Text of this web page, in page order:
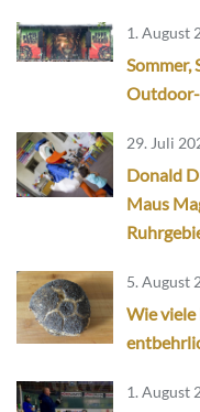
1. August
Sommer,
Outdoor-
29. Juli
Donald
Maus
5. August
Wie viele
1. August